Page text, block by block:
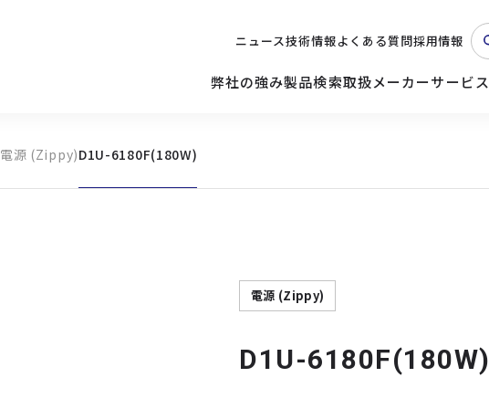
ニュース技術情報よくある質問採用情報
弊社の強み製品検索
サーバー
取扱メーカーサービス
キッティング
ご購入を検討されている方へ
電源 (Zippy)D1U-6180F(180W)
電源 (Zippy)
D1U-6180F(180W)